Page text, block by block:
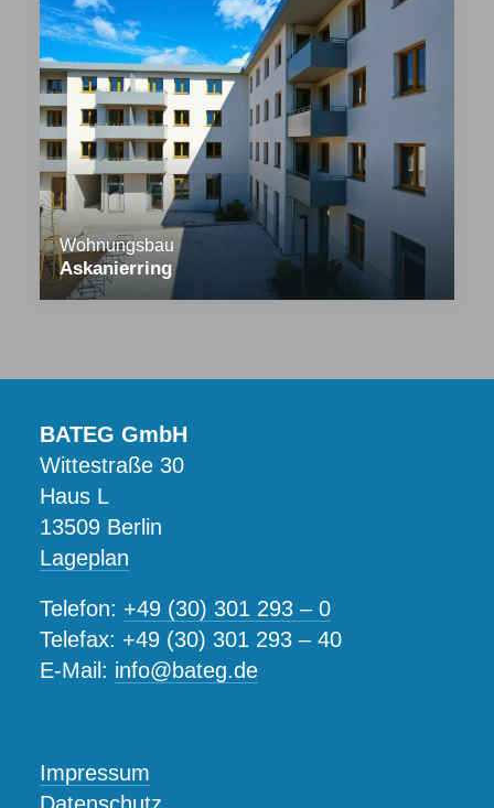
Wohnungsbau
Askanierring
BATEG GmbH
Wittestraße 30
Haus L
13509 Berlin
Lageplan
Telefon: +49 (30) 301 293 – 0
Telefax: +49 (30) 301 293 – 40
E-Mail: info@bateg.de
Impressum
Datenschutz